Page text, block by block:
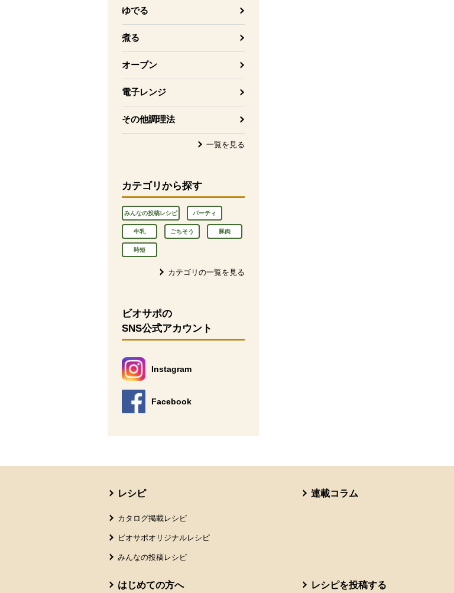
ゆでる
煮る
オーブン
電子レンジ
その他調理法
一覧を見る
カテゴリから探す
みんなの投稿レシピ パーティ
牛乳 ごちそう 豚肉
時短
カテゴリの一覧を見る
ビオサポの
SNS公式アカウント
Instagram
別のウィンドウで開きます。
Facebook
別のウィンドウで開きます。
レシピ
カタログ掲載レシピ
ビオサポオリジナルレシピ
みんなの投稿レシピ
連載コラム
はじめての方へ レシピを投稿する